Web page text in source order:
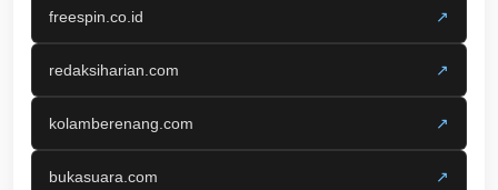
freespin.co.id ↗
redaksiharian.com ↗
kolamberenang.com ↗
bukasuara.com ↗